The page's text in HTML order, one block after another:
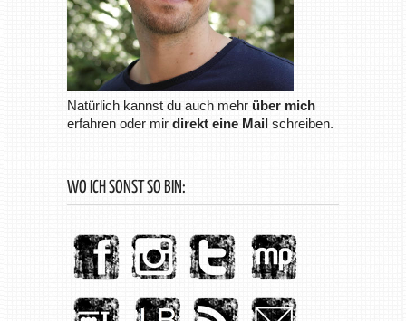
Natürlich kannst du auch mehr über mich
erfahren oder mir direkt eine Mailschreiben.
WO ICH SONST SO BIN: